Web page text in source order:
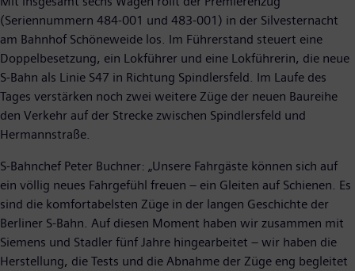
(Seriennummern 484-001 und 483-001) in der Silvesternacht
am Bahnhof Schöneweide los. Im Führerstand steuert eine
Doppelbesetzung, ein Lokführer und eine Lokführerin, die neue
S-Bahn als Linie S47 in Richtung Spindlersfeld. Im Laufe des
Tages verstärken noch zwei weitere Züge der neuen Baureihe
den Verkehr auf der Strecke zwischen Spindlersfeld und
Hermannstraße.
S-Bahnchef Peter Buchner: „Unsere Fahrgäste können sich auf
ein völlig neues Fahrgefühl freuen – ein Gleiten auf Schienen. Es
sind die komfortabelsten Züge in der langen Geschichte der
Berliner S-Bahn. Auf diesen Moment haben wir zusammen mit
Siemens und Stadler fünf Jahre hingearbeitet – wir haben die
Herstellung, die Tests und die Abnahme der Züge eng begleitet